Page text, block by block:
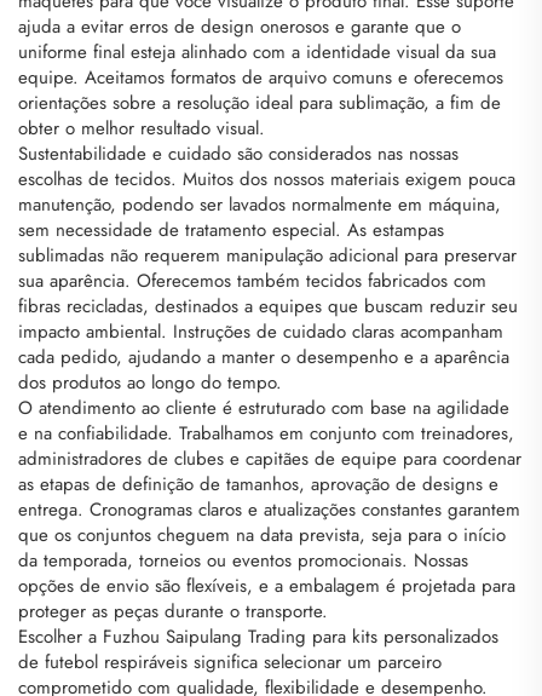
ajuda a evitar erros de design onerosos e garante que o
uniforme final esteja alinhado com a identidade visual da sua
equipe. Aceitamos formatos de arquivo comuns e oferecemos
orientações sobre a resolução ideal para sublimação, a fim de
obter o melhor resultado visual.
Sustentabilidade e cuidado são considerados nas nossas
escolhas de tecidos. Muitos dos nossos materiais exigem pouca
manutenção, podendo ser lavados normalmente em máquina,
sem necessidade de tratamento especial. As estampas
sublimadas não requerem manipulação adicional para preservar
sua aparência. Oferecemos também tecidos fabricados com
fibras recicladas, destinados a equipes que buscam reduzir seu
impacto ambiental. Instruções de cuidado claras acompanham
cada pedido, ajudando a manter o desempenho e a aparência
dos produtos ao longo do tempo.
O atendimento ao cliente é estruturado com base na agilidade
e na confiabilidade. Trabalhamos em conjunto com treinadores,
administradores de clubes e capitães de equipe para coordenar
as etapas de definição de tamanhos, aprovação de designs e
entrega. Cronogramas claros e atualizações constantes garantem
que os conjuntos cheguem na data prevista, seja para o início
da temporada, torneios ou eventos promocionais. Nossas
opções de envio são flexíveis, e a embalagem é projetada para
proteger as peças durante o transporte.
Escolher a Fuzhou Saipulang Trading para kits personalizados
de futebol respiráveis significa selecionar um parceiro
comprometido com qualidade, flexibilidade e desempenho.